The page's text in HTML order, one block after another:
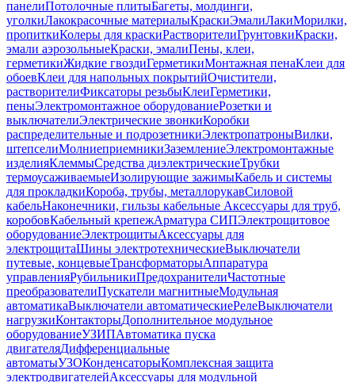
панелиПотолочные плитыБагеты, молдинги,
уголкиЛакокрасочные материалыКраскиЭмалиЛакиМорилки,
пропиткиКолеры для краскиРастворителиГрунтовкиКраски,
эмали аэрозольныеКраски, эмалиПены, клеи,
герметикиЖидкие гвоздиГерметикиМонтажная пенаКлеи для
обоевКлеи для напольных покрытийОчистители,
растворителиФиксаторы резьбыКлеиГерметики,
пеныЭлектромонтажное оборудованиеРозетки и
выключателиЭлектрические звонкиКоробки
распределительные и подрозетникиЭлектропатроныВилки,
штепселиМолниеприемникиЗаземлениеЭлектромонтажные
изделияКлеммыСредства диэлектрическиеТрубки
термоусаживаемыеИзолирующие зажимыКабель и системы
для прокладкиКороба, трубы, металлорукавСиловой
кабельНаконечники, гильзы кабельные Аксессуары для труб,
коробовКабельный крепежАрматура СИПЭлектрощитовое
оборудованиеЭлектрощитыАксессуары для
электрощитаШины электротехническиеВыключатели
путевые, концевыеТрансформаторыАппаратура
управленияРубильникиПредохранителиЧастотные
преобразователиПускатели магнитныеМодульная
автоматикаВыключатели автоматическиеРелеВыключатели
нагрузкиКонтакторыДополнительное модульное
оборудованиеУЗИПАвтоматика пуска
двигателяДифференциальные
автоматыУЗОКонденсаторыКомплексная защита
электродвигателейАксессуары для модульной